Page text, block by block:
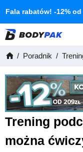
Fala rabatów! -12% od
Poradnik
Trening
można